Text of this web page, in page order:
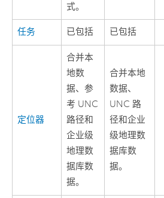
式。
任务 已包括 已包括
定位器
合并本
地数
据、参
考 UNC
路径和
企业级
地理数
据库数
据。
合并本地
数据、
UNC 路
径和企业
级地理数
据库数
据。